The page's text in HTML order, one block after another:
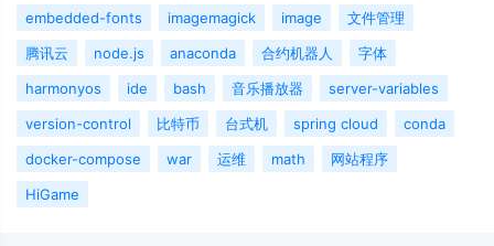
embedded-fonts
imagemagick image
文件管理
腾讯云
node.js anaconda 合约机器人
字体
harmonyos
ide bash 音乐播放器
server-variables
version-control
比特币 台式机 spring cloud
conda
docker-compose
war 运维 math
网站程序
HiGame